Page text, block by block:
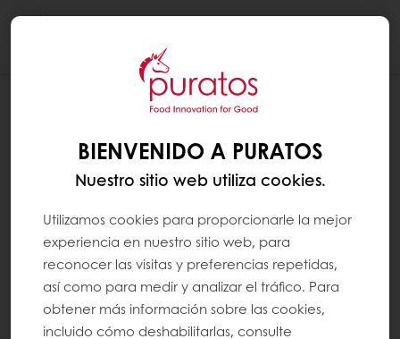
¿QUÉ SON LAS VITAMINAS?
Las vitaminas son sustancias orgánicas que
no tienen valor energético y que son
esenciales para el cuerpo, ya que no
pueden crearlas por sí mismas. Por lo tanto,
las vitaminas deben ser suministradas por la
dieta. Hay dos categorías de vitaminas:
vitaminas solubles en agua (grupos B y C) y
BIENVENIDO A PURATOS
Nuestro sitio web utiliza cookies.
Utilizamos cookies para proporcionarle la mejor
experiencia en nuestro sitio web, para
reconocer las visitas y preferencias repetidas,
así como para medir y analizar el tráfico. Para
obtener más información sobre las cookies,
incluido cómo deshabilitarlas, consulte